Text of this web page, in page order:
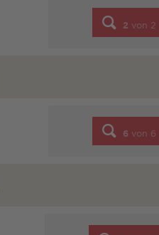
2 von 2
6 von 6